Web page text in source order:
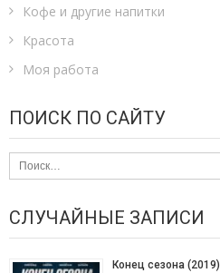
Кофе и другие напитки
Красота
Моя работа
ПОИСК ПО САЙТУ
Найти:
СЛУЧАЙНЫЕ ЗАПИСИ
Конец сезона (2019)